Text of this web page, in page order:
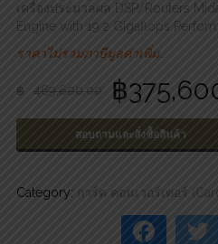
เครื่องประมวลผล DSP/Routers
Engine with 19.2 Gigaflops
ราคาไม่รวมภาษีมูลค่าเพิ่ม…
฿ 469,600.00 ฿
สอบถามและสั่งซื้อสินค้า
Category: การ์ด คอนเวอร์เตอร์